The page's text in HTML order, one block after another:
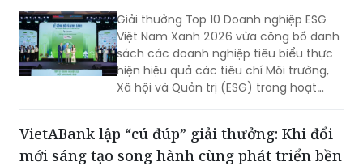
Giải thưởng Top 10 Doanh nghiệp ESG
Việt Nam Xanh 2026 vừa công bố danh
sách các doanh nghiệp tiêu biểu thực
hiện hiệu quả các tiêu chí Môi trường,
Xã hội và Quản trị (ESG) trong hoạt
trong những doanh nghiệp được vinh
danh ở nhóm bảo hiểm phi nhân thọ,
VietABank lập “cú đúp” giải thưởng: Khi đổi
mới sáng tạo song hành cùng phát triển bền